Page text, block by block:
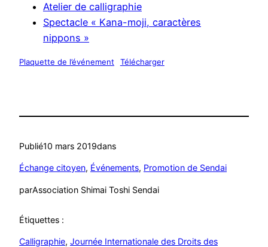
Atelier de calligraphie
Spectacle « Kana-moji, caractères
nippons »
Plaquette de l’événement Télécharger
Publié10 mars 2019dans
Échange citoyen, Événements, Promotion de Sendai
parAssociation Shimai Toshi Sendai
Étiquettes :
Calligraphie, Journée Internationale des Droits des